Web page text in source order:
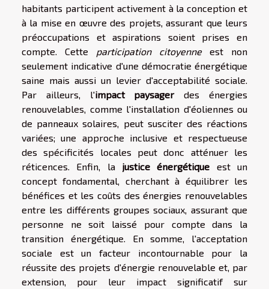
habitants participent activement à la conception et
à la mise en œuvre des projets, assurant que leurs
préoccupations et aspirations soient prises en
compte. Cette participation citoyenneest non
seulement indicative d'une démocratie énergétique
saine mais aussi un levier d'acceptabilité sociale.
Par ailleurs, l'impact paysagerdes énergies
renouvelables, comme l'installation d'éoliennes ou
de panneaux solaires, peut susciter des réactions
variées; une approche inclusive et respectueuse
des spécificités locales peut donc atténuer les
réticences. Enfin, la justice énergétique est un
concept fondamental, cherchant à équilibrer les
bénéfices et les coûts des énergies renouvelables
entre les différents groupes sociaux, assurant que
personne ne soit laissé pour compte dans la
transition énergétique. En somme, l'acceptation
sociale est un facteur incontournable pour la
réussite des projets d'énergie renouvelable et, par
extension, pour leur impact significatif sur